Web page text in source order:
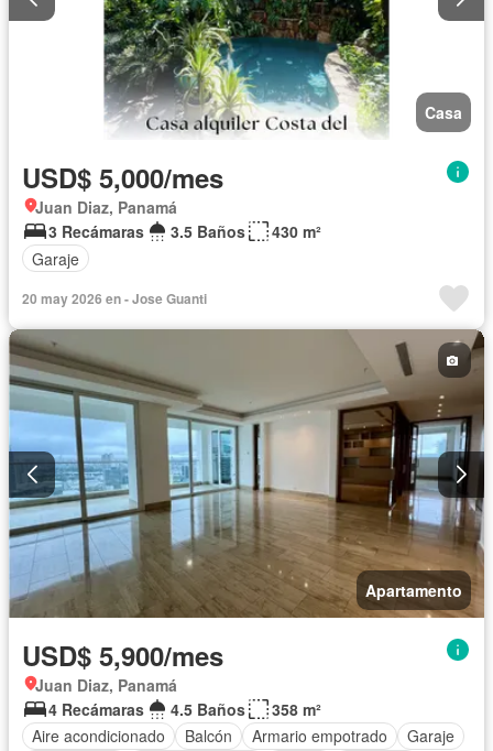
Casa
USD$ 5,000/mes
Juan Diaz, Panamá
3 Recámaras
3.5 Baños
430 m²
Garaje
20 may 2026 en - Jose Guanti
Apartamento
USD$ 5,900/mes
Juan Diaz, Panamá
4 Recámaras
4.5 Baños
358 m²
Aire acondicionado
Balcón Armario empotrado
Garaje